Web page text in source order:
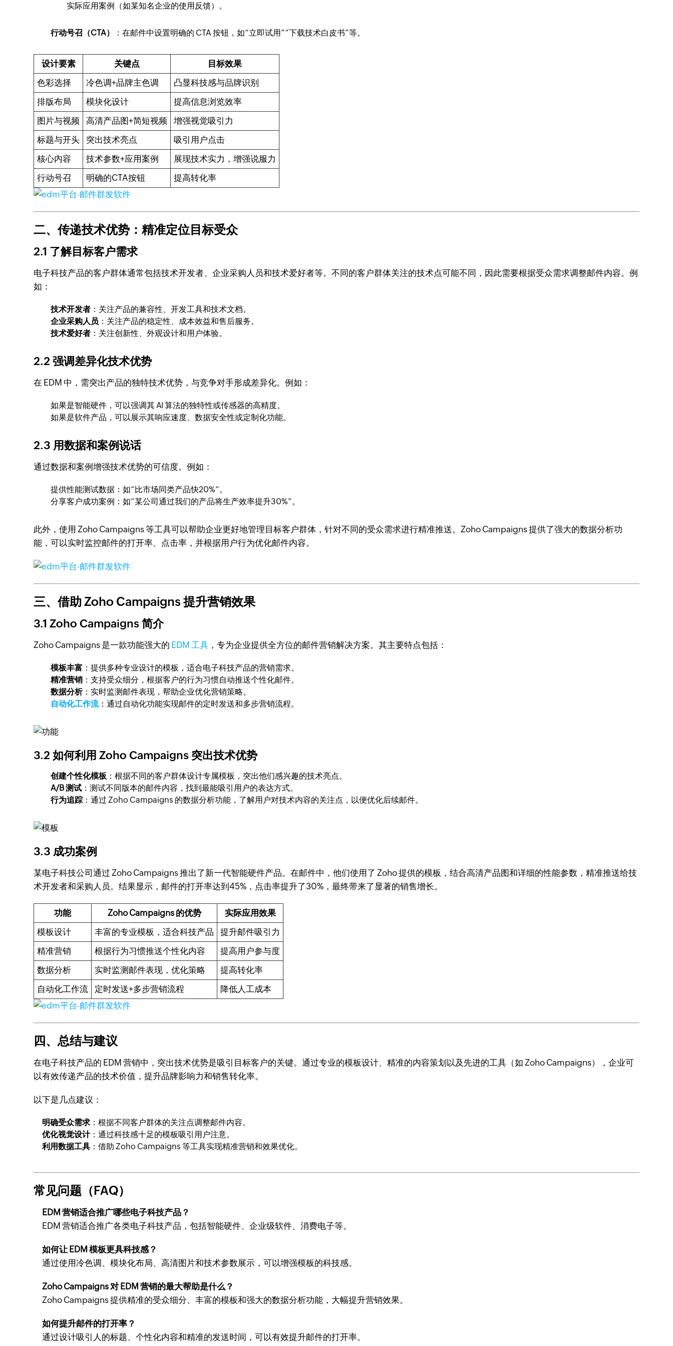
实际应用案例（如某知名企业的使用反馈）。
行动号召（CTA） ：在邮件中设置明确的 CTA 按钮，如“立即试用”“下载技术白皮书”等。
设计要素 关键点
目标效果
色彩选择
冷色调+品牌主色调
凸显科技感与品牌识别
排版布局
模块化设计
提高信息浏览效率
图片与视频
高清产品图+简短视频
增强视觉吸引力
标题与开头
突出技术亮点
吸引用户点击
核心内容
技术参数+应用案例
展现技术实力，增强说服力
行动号召
明确的CTA按钮 提高转化率
二、传递技术优势：精准定位目标受众
2.1 了解目标客户需求
电子科技产品的客户群体通常包括技术开发者、企业采购人员和技术爱好者等。不同的客户群体关注的技术点可能不同，因此需要根据受众需求调整邮件内容。例
如：
技术开发者 ：关注产品的兼容性、开发工具和技术文档。
企业采购人员 ：关注产品的稳定性、成本效益和售后服务。
技术爱好者 ：关注创新性、外观设计和用户体验。
2.2 强调差异化技术优势
在 EDM 中，需突出产品的独特技术优势，与竞争对手形成差异化。例如：
如果是智能硬件，可以强调其 AI 算法的独特性或传感器的高精度。
如果是软件产品，可以展示其响应速度、数据安全性或定制化功能。
2.3 用数据和案例说话
通过数据和案例增强技术优势的可信度。例如：
提供性能测试数据：如“比市场同类产品快20%”。
分享客户成功案例：如“某公司通过我们的产品将生产效率提升30%”。
此外，使用 Zoho Campaigns 等工具可以帮助企业更好地管理目标客户群体，针对不同的受众需求进行精准推送。Zoho Campaigns 提供了强大的数据分析功
能，可以实时监控邮件的打开率、点击率，并根据用户行为优化邮件内容。
三、借助 Zoho Campaigns 提升营销效果
3.1 Zoho Campaigns 简介
Zoho Campaigns 是一款功能强大的 EDM 工具 ，专为企业提供全方位的邮件营销解决方案。其主要特点包括：
模板丰富 ：提供多种专业设计的模板，适合电子科技产品的营销需求。
精准营销 ：支持受众细分，根据客户的行为习惯自动推送个性化邮件。
数据分析：实时监测邮件表现，帮助企业优化营销策略。
自动化工作流：通过自动化功能实现邮件的定时发送和多步营销流程。
3.2 如何利用 Zoho Campaigns 突出技术优势
创建个性化模板 ：根据不同的客户群体设计专属模板，突出他们感兴趣的技术亮点。
A/B 测试 ：测试不同版本的邮件内容，找到最能吸引用户的表达方式。
行为追踪 ：通过 Zoho Campaigns 的数据分析功能，了解用户对技术内容的关注点，以便优化后续邮件。
3.3 成功案例
某电子科技公司通过 Zoho Campaigns 推出了新一代智能硬件产品。在邮件中，他们使用了 Zoho 提供的模板，结合高清产品图和详细的性能参数，精准推送给技
术开发者和采购人员。结果显示，邮件的打开率达到45%，点击率提升了30%，最终带来了显著的销售增长。
功能 Zoho Campaigns 的优势
实际应用效果
模板设计
丰富的专业模板，适合科技产品
提升邮件吸引力
精准营销
根据行为习惯推送个性化内容
提高用户参与度
数据分析
实时监测邮件表现，优化策略
提高转化率
自动化工作流
定时发送+多步营销流程 降低人工成本
四、总结与建议
在电子科技产品的 EDM 营销中，突出技术优势是吸引目标客户的关键。通过专业的模板设计、精准的内容策划以及先进的工具（如 Zoho Campaigns），企业可
以有效传递产品的技术价值，提升品牌影响力和销售转化率。
以下是几点建议：
明确受众需求：根据不同客户群体的关注点调整邮件内容。
优化视觉设计：通过科技感十足的模板吸引用户注意。
利用数据工具 ：借助 Zoho Campaigns 等工具实现精准营销和效果优化。
常见问题（FAQ）
EDM 营销适合推广哪些电子科技产品？
EDM 营销适合推广各类电子科技产品，包括智能硬件、企业级软件、消费电子等。
如何让 EDM 模板更具科技感？
通过使用冷色调、模块化布局、高清图片和技术参数展示，可以增强模板的科技感。
Zoho Campaigns 对 EDM 营销的最大帮助是什么？
Zoho Campaigns 提供精准的受众细分、丰富的模板和强大的数据分析功能，大幅提升营销效果。
如何提升邮件的打开率？
通过设计吸引人的标题、个性化内容和精准的发送时间，可以有效提升邮件的打开率。